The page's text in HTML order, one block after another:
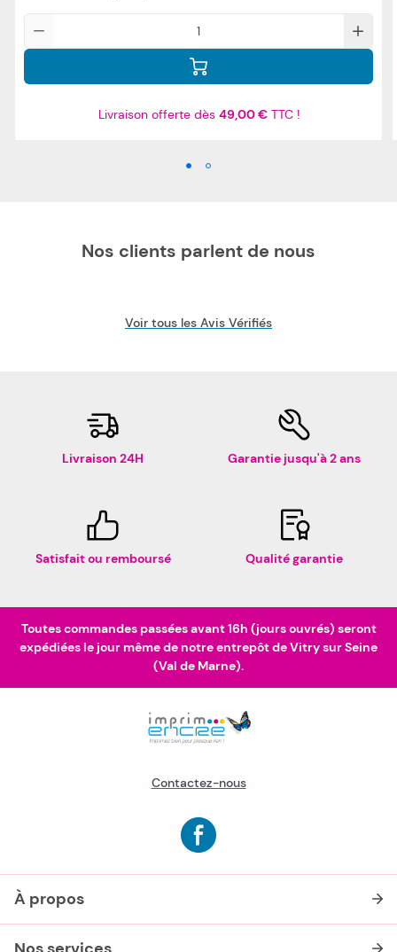
Livraison offerte dès 49,00 €TTC !
Nos clients parlent de nous
Voir tous les Avis Vérifiés
Livraison 24H Garantie jusqu'à 2 ans
Satisfait ou remboursé Qualité garantie
Toutes commandes passées avant 16h (jours ouvrés) seront
expédiées le jour même de notre entrepôt de Vitry sur Seine
(Val de Marne).
Contactez-nous
À propos